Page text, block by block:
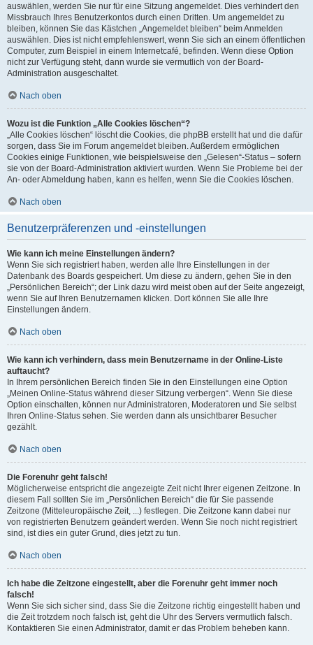
auswählen, werden Sie nur für eine Sitzung angemeldet. Dies verhindert den
Missbrauch Ihres Benutzerkontos durch einen Dritten. Um angemeldet zu
bleiben, können Sie das Kästchen „Angemeldet bleiben“ beim Anmelden
auswählen. Dies ist nicht empfehlenswert, wenn Sie sich an einem öffentlichen
Computer, zum Beispiel in einem Internetcafé, befinden. Wenn diese Option
nicht zur Verfügung steht, dann wurde sie vermutlich von der Board-
Administration ausgeschaltet.
Nach oben
Wozu ist die Funktion „Alle Cookies löschen“?
„Alle Cookies löschen“ löscht die Cookies, die phpBB erstellt hat und die dafür
sorgen, dass Sie im Forum angemeldet bleiben. Außerdem ermöglichen
Cookies einige Funktionen, wie beispielsweise den „Gelesen“-Status – sofern
sie von der Board-Administration aktiviert wurden. Wenn Sie Probleme bei der
An- oder Abmeldung haben, kann es helfen, wenn Sie die Cookies löschen.
Nach oben
Benutzerpräferenzen und -einstellungen
Wie kann ich meine Einstellungen ändern?
Wenn Sie sich registriert haben, werden alle Ihre Einstellungen in der
Datenbank des Boards gespeichert. Um diese zu ändern, gehen Sie in den
„Persönlichen Bereich“; der Link dazu wird meist oben auf der Seite angezeigt,
wenn Sie auf Ihren Benutzernamen klicken. Dort können Sie alle Ihre
Einstellungen ändern.
Nach oben
Wie kann ich verhindern, dass mein Benutzername in der Online-Liste
auftaucht?
In Ihrem persönlichen Bereich finden Sie in den Einstellungen eine Option
„Meinen Online-Status während dieser Sitzung verbergen“. Wenn Sie diese
Option einschalten, können nur Administratoren, Moderatoren und Sie selbst
Ihren Online-Status sehen. Sie werden dann als unsichtbarer Besucher
gezählt.
Nach oben
Die Forenuhr geht falsch!
Möglicherweise entspricht die angezeigte Zeit nicht Ihrer eigenen Zeitzone. In
diesem Fall sollten Sie im „Persönlichen Bereich“ die für Sie passende
Zeitzone (Mitteleuropäische Zeit, ...) festlegen. Die Zeitzone kann dabei nur
von registrierten Benutzern geändert werden. Wenn Sie noch nicht registriert
sind, ist dies ein guter Grund, dies jetzt zu tun.
Nach oben
Ich habe die Zeitzone eingestellt, aber die Forenuhr geht immer noch
falsch!
Wenn Sie sich sicher sind, dass Sie die Zeitzone richtig eingestellt haben und
die Zeit trotzdem noch falsch ist, geht die Uhr des Servers vermutlich falsch.
Kontaktieren Sie einen Administrator, damit er das Problem beheben kann.